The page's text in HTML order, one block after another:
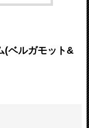
ベルガモット&